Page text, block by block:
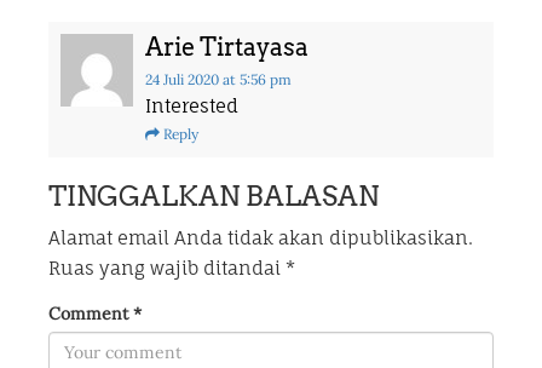
Arie Tirtayasa
24 Juli 2020 at 5:56 pm
Interested
Reply
TINGGALKAN BALASAN
Alamat email Anda tidak akan dipublikasikan.
Ruas yang wajib ditandai *
Comment*